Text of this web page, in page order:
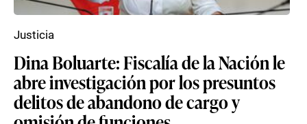
Dina Boluarte: Fiscalía de la Nación le
abre investigación por los presuntos
delitos de abandono de cargo y
Justicia